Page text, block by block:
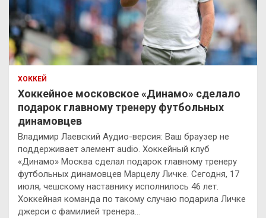
ХОККЕЙ
Хоккейное московское «Динамо» сделало
подарок главному тренеру футбольных
динамовцев
Владимир Лаевский Аудио-версия: Ваш браузер не
поддерживает элемент audio. Хоккейный клуб
«Динамо» Москва сделал подарок главному тренеру
футбольных динамовцев Марцелу Личке. Сегодня, 17
июля, чешскому наставнику исполнилось 46 лет.
Хоккейная команда по такому случаю подарила Личке
джерси с фамилией тренера…